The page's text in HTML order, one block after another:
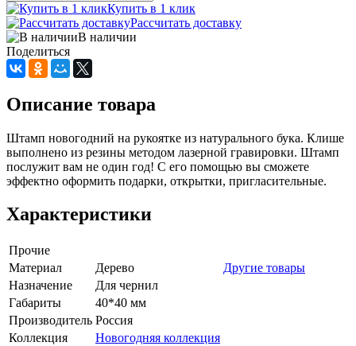
Купить в 1 клик
Рассчитать доставку
В наличии
Поделиться
Описание товара
Штамп новогодний на рукоятке из натурального бука. Клише
выполнено из резины методом лазерной гравировки. Штамп
послужит вам не один год! С его помощью вы сможете
эффектно оформить подарки, открытки, пригласительные.
Характеристики
Прочие
Материал
Дерево
Другие товары
Назначение
Для чернил
Габариты
40*40 мм
Производитель Россия
Коллекция
Новогодняя коллекция